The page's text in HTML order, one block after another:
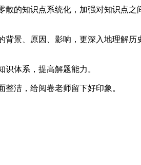
的知识点系统化，加强对知识点之
景、原因、影响，更深入地理解历
体系，提高解题能力。
洁，给阅卷老师留下好印象。